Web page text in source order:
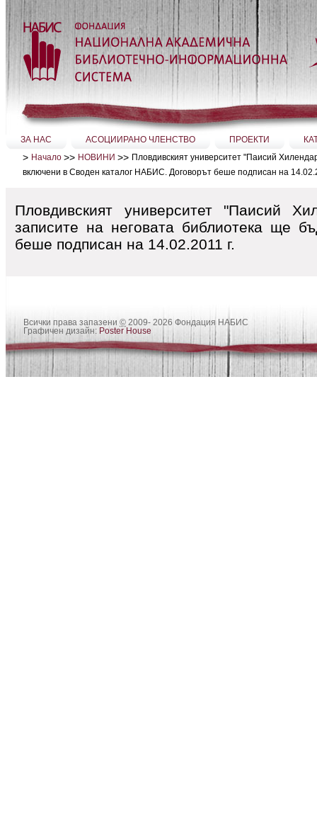
Прескачане
на
съдържание.
Прескачане
навигация
Секции
ЗА НАС АСОЦИИРАНО ЧЛЕНСТВО ПРОЕКТИ
> Начало >> НОВИНИ >> Пловдивският университет "Паисий
включени в Своден каталог НАБИС. Договорът беше подписан на
Пловдивският университет "Паисий
записите на неговата библиотека ще
беше подписан на 14.02.2011 г.
Всички права запазени © 2009- 2026 Фондация НАБИС
Графичен дизайн: Poster House